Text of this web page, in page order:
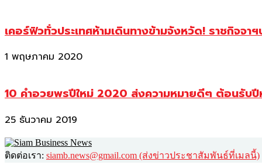
เคอร์ฟิวทั่วประเทศห้ามเดินทางข้ามจังหวัด! ราชกิจจา
1 พฤษภาคม 2020
10 คำอวยพรปีใหม่ 2020 ส่งความหมายดีๆ ต้อนรับ
25 ธันวาคม 2019
ติดต่อเรา: siamb.news@gmail.com (ส่งข่าวประชาสัมพันธ์ที่เมลนี้)